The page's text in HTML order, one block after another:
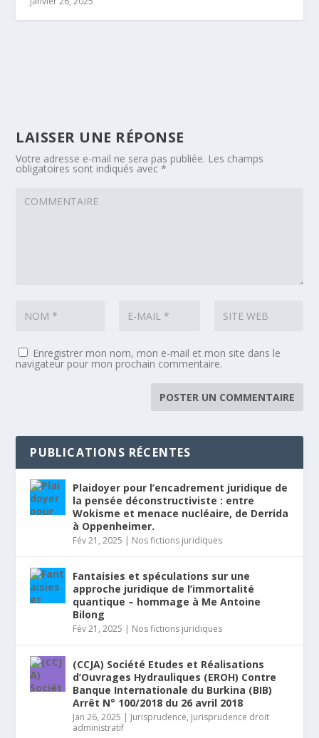
LAISSER UNE RÉPONSE
Votre adresse e-mail ne sera pas publiée. Les champs
obligatoires sont indiqués avec*
Enregistrer mon nom, mon e-mail et mon site dans le
navigateur pour mon prochain commentaire.
PUBLICATIONS RÉCENTES
Plaidoyer pour l’encadrement juridique de
la pensée déconstructiviste : entre
Wokisme et menace nucléaire, de Derrida
à Oppenheimer.
Fév 21, 2025 | Nos fictions juridiques
Fantaisies et spéculations sur une
approche juridique de l’immortalité
quantique – hommage à Me Antoine
Bilong
Fév 21, 2025 | Nos fictions juridiques
(CCJA) Société Etudes et Réalisations
d’Ouvrages Hydrauliques (EROH) Contre
Banque Internationale du Burkina (BIB)
Arrêt N° 100/2018 du 26 avril 2018
Jan 26, 2025 | Jurisprudence, Jurisprudence droit
administratif